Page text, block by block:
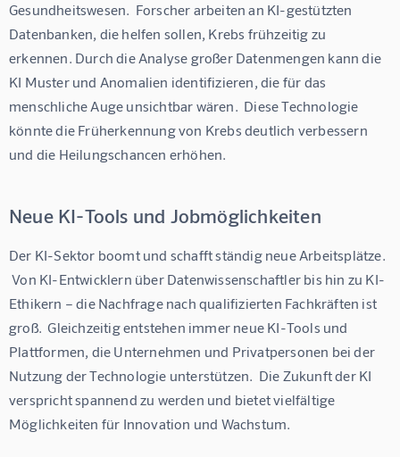
Gesundheitswesen.  Forscher arbeiten an KI-gestützten
Datenbanken, die helfen sollen, Krebs frühzeitig zu
erkennen. Durch die Analyse großer Datenmengen kann die
KI Muster und Anomalien identifizieren, die für das
menschliche Auge unsichtbar wären.  Diese Technologie
könnte die Früherkennung von Krebs deutlich verbessern
und die Heilungschancen erhöhen.
Neue KI-Tools und Jobmöglichkeiten
Der KI-Sektor boomt und schafft ständig neue Arbeitsplätze.
Von KI-Entwicklern über Datenwissenschaftler bis hin zu KI-
Ethikern – die Nachfrage nach qualifizierten Fachkräften ist
groß.  Gleichzeitig entstehen immer neue KI-Tools und
Plattformen, die Unternehmen und Privatpersonen bei der
Nutzung der Technologie unterstützen.  Die Zukunft der KI
verspricht spannend zu werden und bietet vielfältige
Möglichkeiten für Innovation und Wachstum.